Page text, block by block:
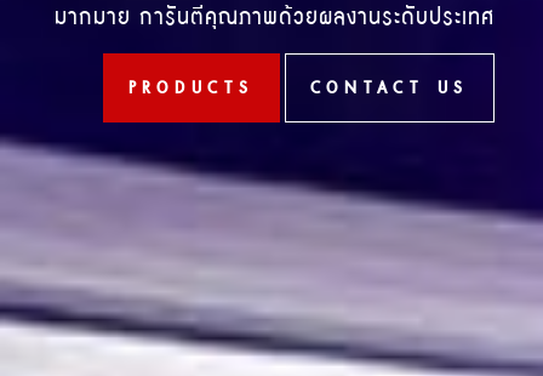
มากมาย การันตีคุณภาพด้วยผลงานระดับประเทศ
PRODUCTS CONTACT US